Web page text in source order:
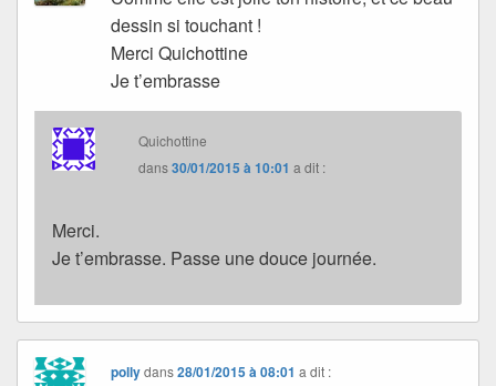
dessin si touchant !
Merci Quichottine
Je t’embrasse
Quichottine
dans30/01/2015 à 10:01 a dit :
Merci.
Je t’embrasse. Passe une douce journée.
pollydans28/01/2015 à 08:01 a dit :